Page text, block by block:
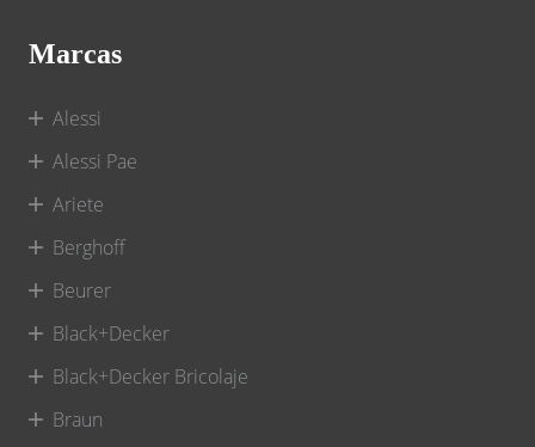
Marcas
Alessi
Alessi Pae
Ariete
Berghoff
Beurer
Black+Decker
Black+Decker Bricolaje
Braun